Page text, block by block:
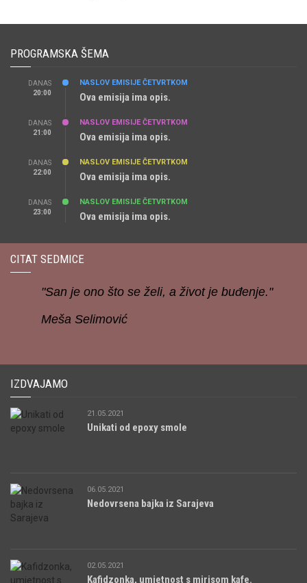
PROGRAMSKA ŠEMA
DANAS
20:00
NASLOV EMISIJE ČETVRTKOM
Ova emisija ima opis.
DANAS
21:00
NASLOV EMISIJE ČETVRTKOM
Ova emisija ima opis.
DANAS
22:00
NASLOV EMISIJE ČETVRTKOM
Ova emisija ima opis.
DANAS
23:00
NASLOV EMISIJE ČETVRTKOM
Ova emisija ima opis.
CITAT SEDMICE
"San je ono što se želi, a život je buđenje."
Meša Selimović
IZDVAJAMO
21.05.2021
Unikati od epoxy smole
06.05.2021
Nedovrsena bajka iz Sarajeva
02.05.2021
Kafidzonka, umjetnost s mirisom kafe.